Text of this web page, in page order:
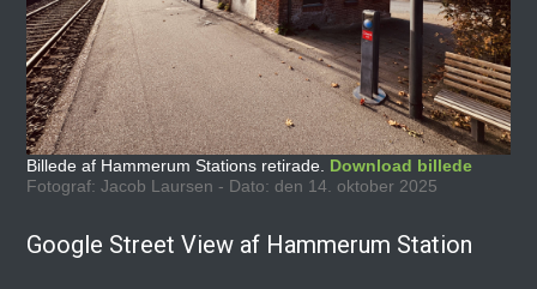
Billede af Hammerum Stations retirade. Download billede
Fotograf: Jacob Laursen - Dato: den 14. oktober 2025
Google Street View af Hammerum Station